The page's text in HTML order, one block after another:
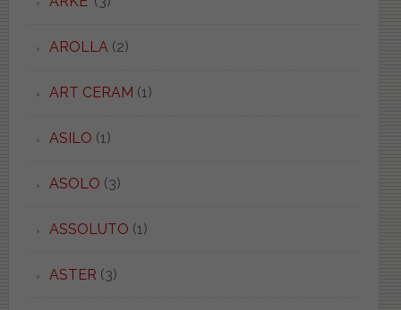
AROLLA (2)
ART CERAM (1)
ASILO (1)
ASOLO (3)
ASSOLUTO (1)
ASTER (3)